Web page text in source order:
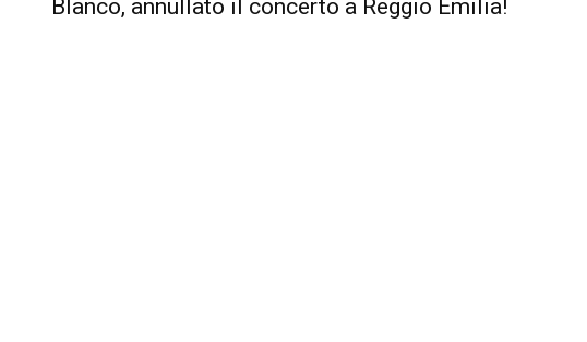
Blanco, annullato il concerto a Reggio Emilia!